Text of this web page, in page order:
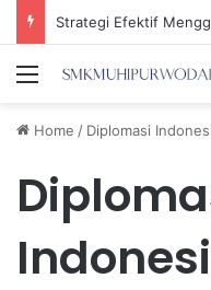
Menu
Home / Diplomasi